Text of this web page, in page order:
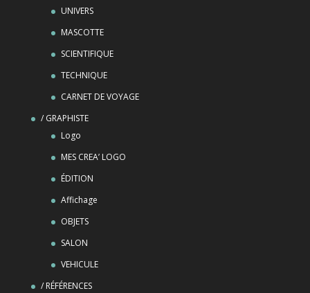
UNIVERS
MASCOTTE
SCIENTIFIQUE
TECHNIQUE
CARNET DE VOYAGE
/ GRAPHISTE
Logo
MES CREA’ LOGO
ÉDITION
Affichage
OBJETS
SALON
VEHICULE
/ RÉFÉRENCES